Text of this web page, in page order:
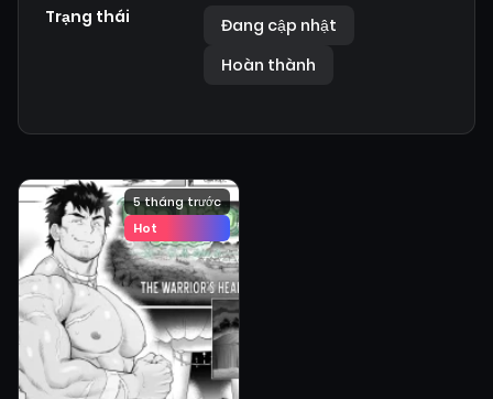
Trạng thái
Đang cập nhật
Hoàn thành
5 tháng trước
Hot